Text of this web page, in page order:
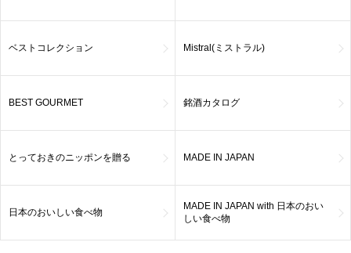
ベストコレクション Mistral(ミストラル)
BEST GOURMET 銘酒カタログ
とっておきのニッポンを贈る MADE IN JAPAN
日本のおいしい食べ物
MADE IN JAPAN with 日本のおい
しい食べ物